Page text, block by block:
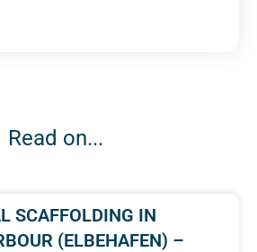
Read on...
SCAFFOLDING IN
(ELBEHAFEN) –